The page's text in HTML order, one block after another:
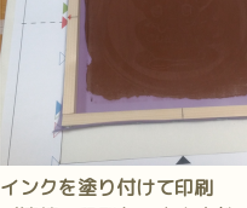
インクを塗り付けて印刷